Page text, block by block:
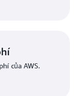
của AWS.